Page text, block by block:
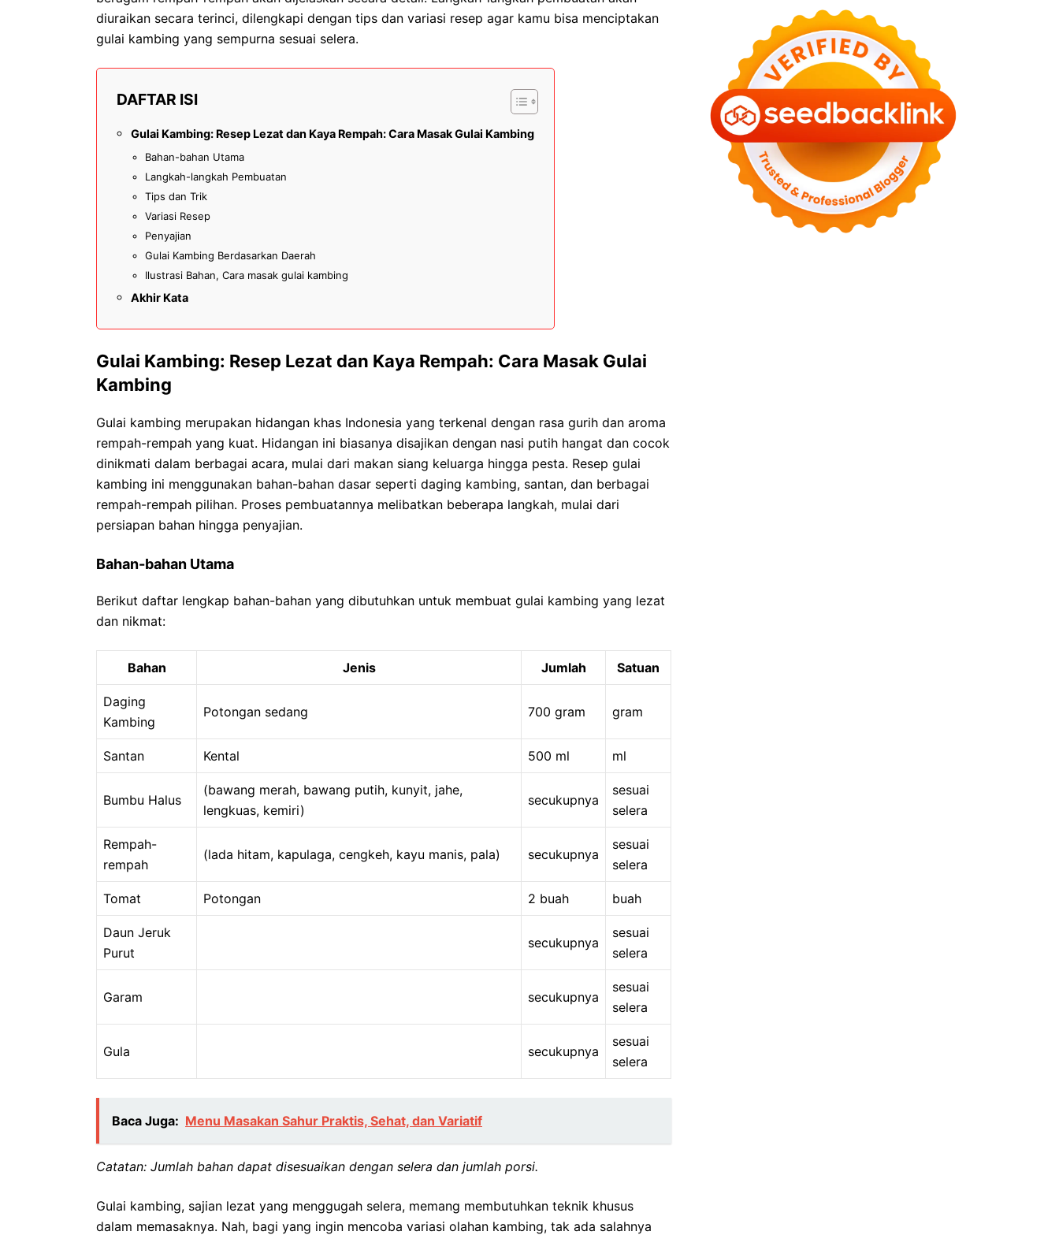
diuraikan secara terinci, dilengkapi dengan tips dan variasi resep agar kamu bisa menciptakan
gulai kambing yang sempurna sesuai selera.
DAFTAR ISI
Gulai Kambing: Resep Lezat dan Kaya Rempah: Cara Masak Gulai Kambing
Bahan-bahan Utama
Langkah-langkah Pembuatan
Tips dan Trik
Variasi Resep
Penyajian
Gulai Kambing Berdasarkan Daerah
Ilustrasi Bahan, Cara masak gulai kambing
Akhir Kata
Gulai Kambing: Resep Lezat dan Kaya Rempah: Cara Masak Gulai
Kambing
Gulai kambing merupakan hidangan khas Indonesia yang terkenal dengan rasa gurih dan aroma
rempah-rempah yang kuat. Hidangan ini biasanya disajikan dengan nasi putih hangat dan cocok
dinikmati dalam berbagai acara, mulai dari makan siang keluarga hingga pesta. Resep gulai
kambing ini menggunakan bahan-bahan dasar seperti daging kambing, santan, dan berbagai
rempah-rempah pilihan. Proses pembuatannya melibatkan beberapa langkah, mulai dari
persiapan bahan hingga penyajian.
Bahan-bahan Utama
Berikut daftar lengkap bahan-bahan yang dibutuhkan untuk membuat gulai kambing yang lezat
dan nikmat:
Bahan Jenis Jumlah Satuan
Daging
Kambing
Potongan sedang 700 gram gram
Santan Kental 500 ml ml
Bumbu Halus
(bawang merah, bawang putih, kunyit, jahe,
lengkuas, kemiri)
secukupnya
sesuai
selera
Rempah-
rempah
(lada hitam, kapulaga, cengkeh, kayu manis, pala) secukupnya
sesuai
selera
Tomat Potongan 2 buah buah
Daun Jeruk
Purut
secukupnya
sesuai
selera
Garam secukupnya
sesuai
selera
Gula secukupnya
sesuai
selera
Baca Juga: Menu Masakan Sahur Praktis, Sehat, dan Variatif
Catatan: Jumlah bahan dapat disesuaikan dengan selera dan jumlah porsi.
Gulai kambing, sajian lezat yang menggugah selera, memang membutuhkan teknik khusus
dalam memasaknya. Nah, bagi yang ingin mencoba variasi olahan kambing, tak ada salahnya